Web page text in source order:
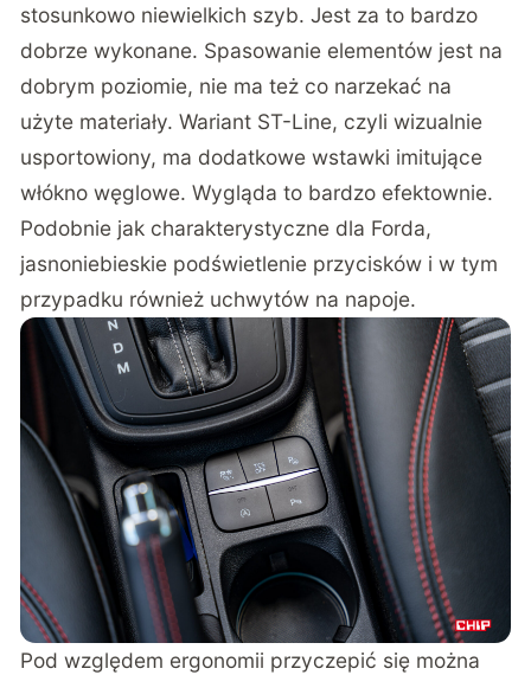
stosunkowo niewielkich szyb. Jest za to bardzo
dobrze wykonane. Spasowanie elementów jest na
dobrym poziomie, nie ma też co narzekać na
użyte materiały. Wariant ST-Line, czyli wizualnie
usportowiony, ma dodatkowe wstawki imitujące
włókno węglowe. Wygląda to bardzo efektownie.
Podobnie jak charakterystyczne dla Forda,
jasnoniebieskie podświetlenie przycisków i w tym
przypadku również uchwytów na napoje.
Pod względem ergonomii przyczepić się można